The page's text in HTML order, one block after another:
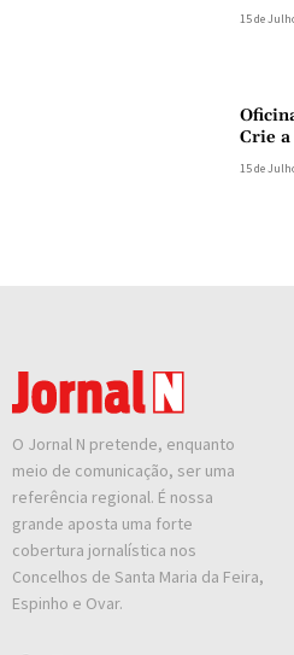
15 de
Crie a
15 de
O Jornal N pretende, enquanto
meio de comunicação, ser uma
referência regional. É nossa
grande aposta uma forte
cobertura jornalística nos
Concelhos de Santa Maria da Feira,
Espinho e Ovar.